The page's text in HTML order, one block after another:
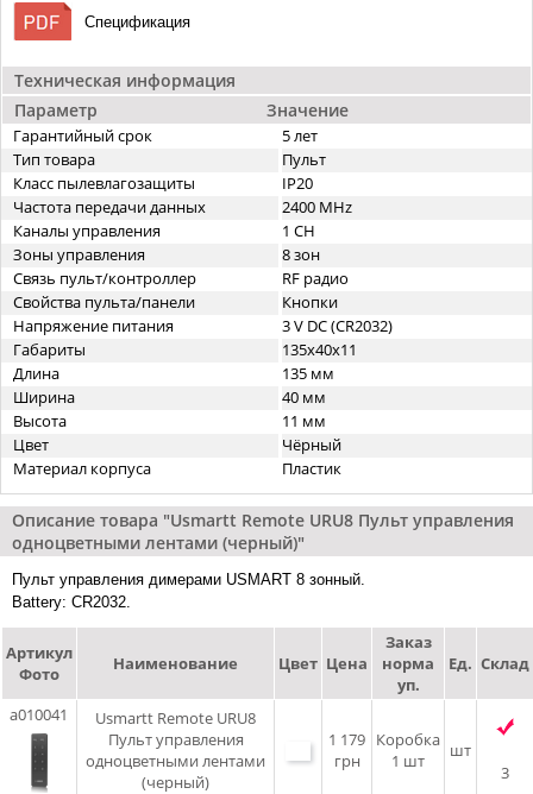
Техническая информация
Параметр
Значение
Гарантийный срок
5 лет
Тип товара
Пульт
Класс пылевлагозащиты
IP20
Частота передачи данных
2400 MHz
Каналы управления
1 CH
Зоны управления
8 зон
Связь пульт/контроллер
RF радио
Свойства пульта/панели
Кнопки
Напряжение питания
3 V DC (CR2032)
Габариты
135x40x11
Длина
135 мм
Ширина
40 мм
Высота
11 мм
Цвет
Чёрный
Материал корпуса
Пластик
Спецификация
Описание товара "Usmartt Remote URU8 Пульт управления
одноцветными лентами (черный)"
Пульт управления димерами USMART 8 зонный.
Battery: CR2032.
Артикул
Фото
Наименование Цвет Цена
Заказ
норма
уп.
Ед. Склад
a010041
Usmartt Remote URU8
Пульт управления
одноцветными лентами
(черный)
1 179
грн
Коробка
1 шт
шт
3